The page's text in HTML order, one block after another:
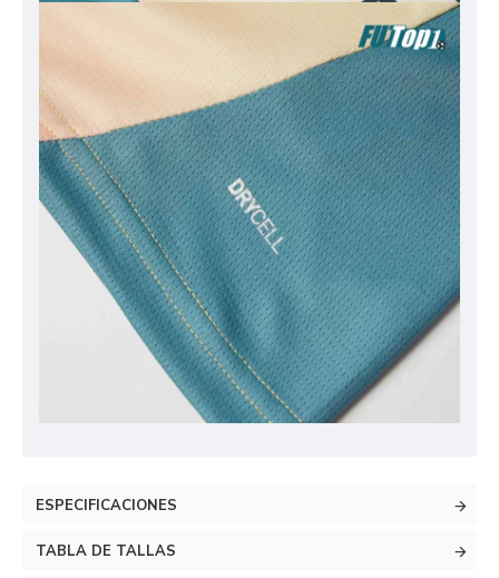
ESPECIFICACIONES
TABLA DE TALLAS